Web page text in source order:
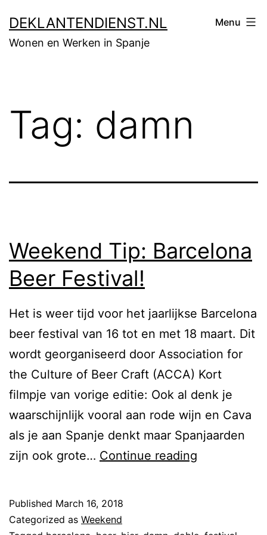
to
content
DEKLANTENDIENST.NL
Wonen en Werken in Spanje
Menu
Tag: damn
Weekend Tip: Barcelona
Beer Festival!
Het is weer tijd voor het jaarlijkse Barcelona
beer festival van 16 tot en met 18 maart. Dit
wordt georganiseerd door Association for
the Culture of Beer Craft (ACCA) Kort
filmpje van vorige editie: Ook al denk je
waarschijnlijk vooral aan rode wijn en Cava
als je aan Spanje denkt maar Spanjaarden
zijn ook grote… Continue reading
Published March 16, 2018
Categorized as Weekend